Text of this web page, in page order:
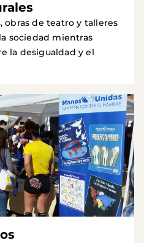
obras de teatro y talleres
sociedad mientras
la desigualdad y el